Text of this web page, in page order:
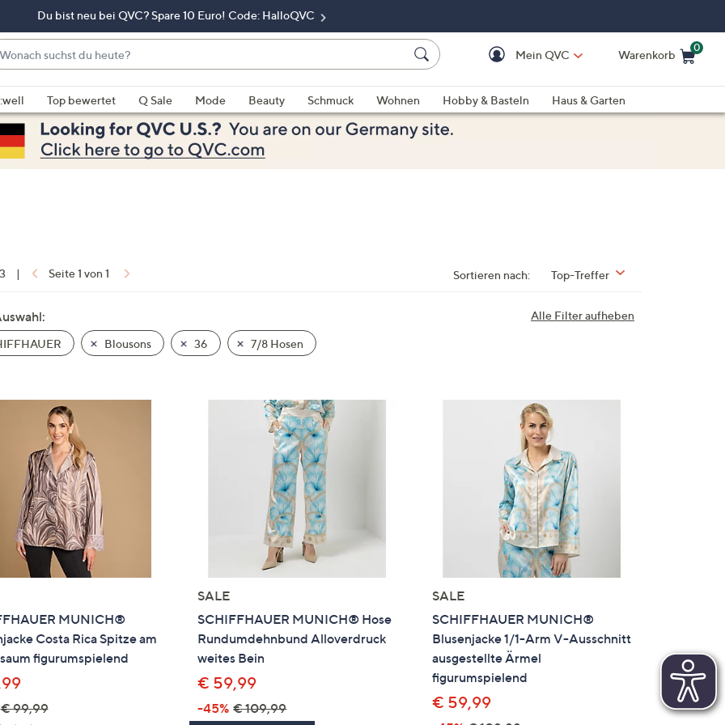
Du bist neu bei QVC? Spare 10 Euro! Code: HalloQVC
Mein QVC Warenkorb
0
Top bewertet Q Sale Mode Beauty Schmuck Wohnen Hobby & Basteln
Haus & Garten
| Seite 1 von 1 Sortieren nach: Top-Treffer
Alle Filter aufheben
Blousons 36 7/8 Hosen
MUNICH®
Costa Rica Spitze am
figurumspielend
€ 99,99
SALE
SCHIFFHAUER MUNICH® Hose
Rundumdehnbund Alloverdruck
weites Bein
€ 59,99
-45% € 109,99
SALE
SCHIFFHAUER MUNICH®
Blusenjacke 1/1-Arm V-Ausschnitt
ausgestellte Ärmel
figurumspielend
€ 59,99